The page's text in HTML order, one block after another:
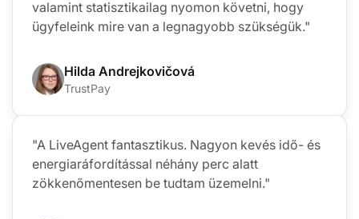
valamint statisztikailag nyomon követni, hogy
ügyfeleink mire van a legnagyobb szükségük."
Hilda Andrejkovičová
TrustPay
"A LiveAgent fantasztikus. Nagyon kevés idő- és
energiaráfordítással néhány perc alatt
zökkenőmentesen be tudtam üzemelni."